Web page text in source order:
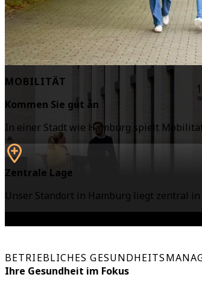
MOBILITÄT
Kommen Sie gut an
In einer Stadt wie Hamburg spielt
Zentrale Lage
Unser Standort in Hamburg liegt zentral
BETRIEBLICHES
Ihre Gesundheit im Fokus